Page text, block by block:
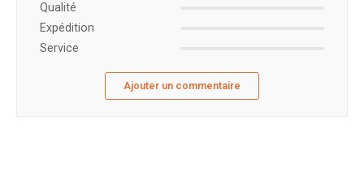
Qualité
Expédition
Service
Ajouter un commentaire